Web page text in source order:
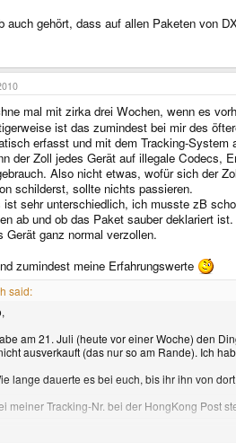
auch gehört, dass auf allen Paketen von
mal mit zirka drei Wochen, wenn es
ist das zumindest bei mir des
erfasst und mit dem Tracking-
der Zoll jedes Gerät auf illegale Codecs,
Also nicht etwas, wofür sich der
schilderst, sollte nichts passieren.
ist sehr unterschiedlich, ich musste zB
ab und ob das Paket sauber deklariert
Gerät ganz normal verzollen.
zumindest meine Erfahrungswerte
said:
am 21. Juli (heute vor einer Woche) den
ausverkauft (das nur so am Rande). Ich
lange dauerte es bei euch, bis ihr ihn von
meiner Tracking-Nr. bei der HongKong Post